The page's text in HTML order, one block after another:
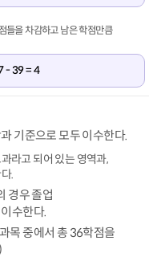
들을 차감하고 남은 학점만큼
- 39 = 4
기준으로 모두 이수한다.
라고 되어 있는 영역과,
.
경우 졸업
수한다.
목 중에서 총 36학점을